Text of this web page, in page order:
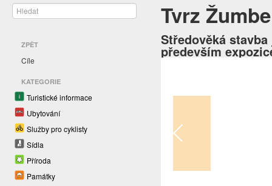
ZPĚT
Cíle
KATEGORIE
Turistické informace
Ubytování
Služby pro cyklisty
Sídla
Příroda
Památky
Tvrz
Středověká
především